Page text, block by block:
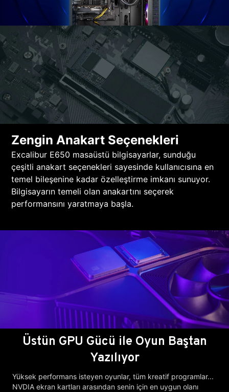
Zengin Anakart Seçenekleri
Excalibur E650 masaüstü bilgisayarlar, sunduğu
çeşitli anakart seçenekleri sayesinde kullanıcısına en
temel bileşenine kadar özelleştirme imkanı sunuyor.
Bilgisayarın temeli olan anakartını seçerek
performansını yaratmaya başla.
Üstün GPU Gücü ile Oyun Baştan
Yazılıyor
Yüksek performans isteyen oyunlar, tüm kreatif programlar...
NVDIA ekran kartları arasından senin için en uygun olanı